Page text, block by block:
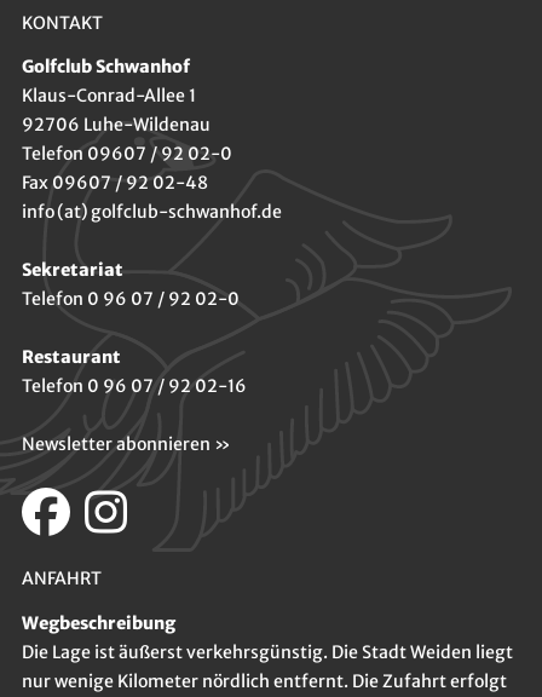
KONTAKT
Golfclub Schwanhof
Klaus-Conrad-Allee 1
92706 Luhe-Wildenau
Telefon 09607 / 92 02-0
Fax 09607 / 92 02-48
info (at) golfclub-schwanhof.de
Sekretariat
Telefon 0 96 07 / 92 02-0
Restaurant
Telefon 0 96 07 / 92 02-16
Newsletter abonnieren »
ANFAHRT
Wegbeschreibung
Die Lage ist äußerst verkehrsgünstig. Die Stadt Weiden liegt
nur wenige Kilometer nördlich entfernt. Die Zufahrt erfolgt